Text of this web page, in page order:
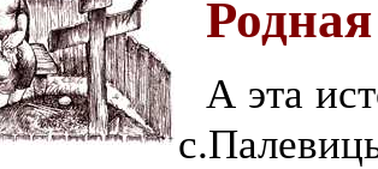
А эта